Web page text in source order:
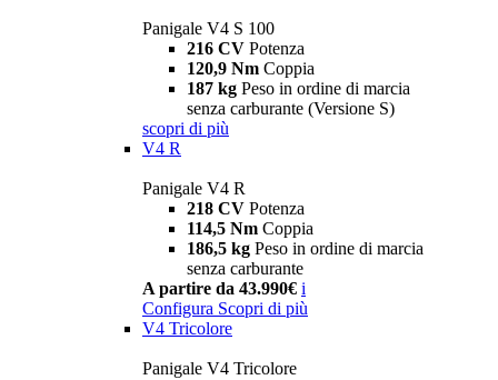
Panigale V4 S 100
216 CV Potenza
120,9 Nm Coppia
187 kg Peso in ordine di marcia
senza carburante (Versione S)
scopri di più
V4 R
Panigale V4 R
218 CV Potenza
114,5 Nm Coppia
186,5 kg Peso in ordine di marcia
senza carburante
A partire da 43.990€ i
Configura Scopri di più
V4 Tricolore
Panigale V4 Tricolore